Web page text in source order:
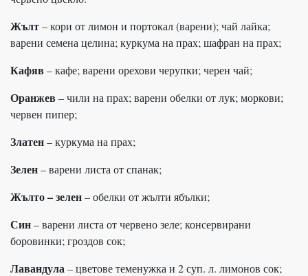
Жълт– кори от лимон и портокал (варени); чай лайка;
варени семена целина; куркума на прах; шафран на прах;
Кафяв – кафе; варени орехови черупки; черен чай;
Оранжев – чили на прах; варени обелки от лук; моркови;
червен пипер;
Златен– куркума на прах;
Зелен– варени листа от спанак;
Жълто – зелен– обелки от жълти ябълки;
Син– варени листа от червено зеле; консервирани
боровинки; гроздов сок;
Лавандула– цветове теменужка и 2 суп. л. лимонов сок;